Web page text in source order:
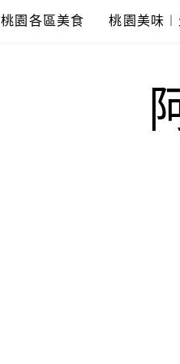
桃園各區美食 桃園美味